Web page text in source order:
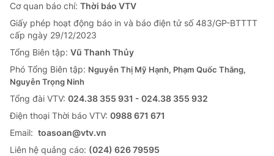
Cơ quan báo chí: Thời báo VTV
Giấy phép hoạt động báo in và báo điện tử số 483/GP-BTTTT
cấp ngày 29/12/2023
Tổng Biên tập: Vũ Thanh Thủy
Phó Tổng Biên tập: Nguyễn Thị Mỹ Hạnh, Phạm Quốc Thắng,
Nguyễn Trọng Ninh
Tổng đài VTV: 024.38 355 931 - 024.38 355 932
Ðiện thoại Thời báo VTV: 0988 671 671
Email: toasoan@vtv.vn
Liên hệ quảng cáo: (024) 626 79595